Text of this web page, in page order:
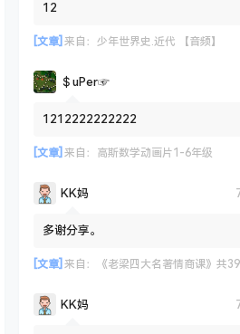
12
[文章] 来自： 少年世界史.近代 【音频】
＄uΡer☞
1212222222222
[文章] 来自： 高斯数学动画片1-6年级
KK妈
多谢分享。
[文章] 来自： 《老梁四大名著情商课》共39集
KK妈